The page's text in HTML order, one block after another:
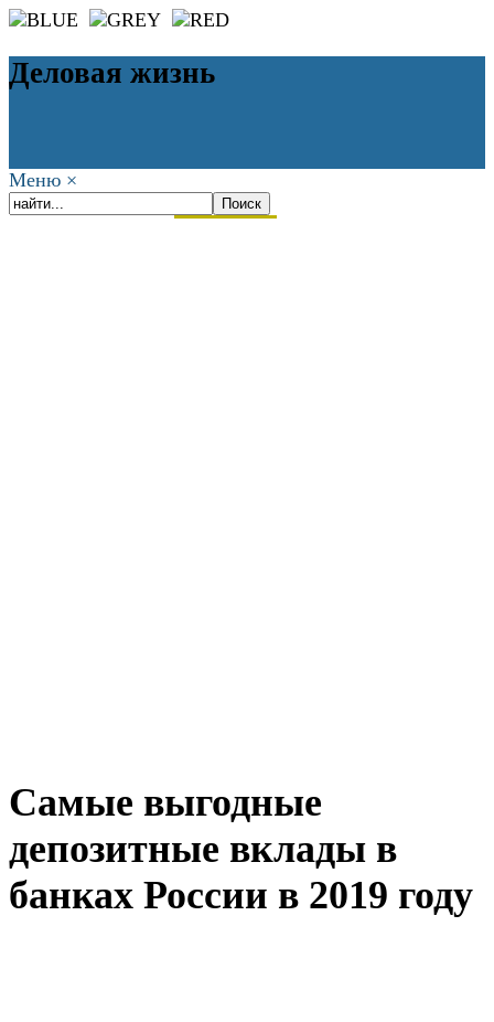
Деловая жизнь
Меню ×
Самые выгодные
депозитные вклады в
банках России в 2019 году